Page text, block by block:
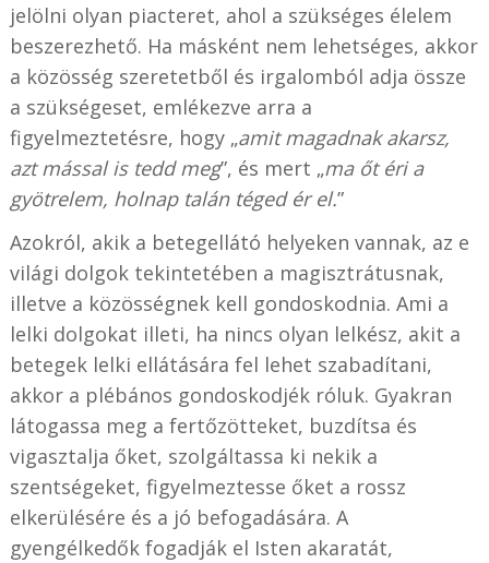
jelölni olyan piacteret, ahol a szükséges élelem
beszerezhető. Ha másként nem lehetséges, akkor
a közösség szeretetből és irgalomból adja össze
a szükségeset, emlékezve arra a
figyelmeztetésre, hogy „amit magadnak akarsz,
azt mással is tedd meg”, és mert „ma őt éri a
gyötrelem, holnap talán téged ér el.”
Azokról, akik a betegellátó helyeken vannak, az e
világi dolgok tekintetében a magisztrátusnak,
illetve a közösségnek kell gondoskodnia. Ami a
lelki dolgokat illeti, ha nincs olyan lelkész, akit a
betegek lelki ellátására fel lehet szabadítani,
akkor a plébános gondoskodjék róluk. Gyakran
látogassa meg a fertőzötteket, buzdítsa és
vigasztalja őket, szolgáltassa ki nekik a
szentségeket, figyelmeztesse őket a rossz
elkerülésére és a jó befogadására. A
gyengélkedők fogadják el Isten akaratát,